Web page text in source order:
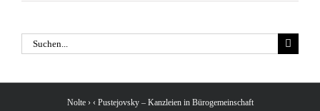
Suche
nach:
Nolte › ‹ Pustejovsky – Kanzleien in Bürogemeinschaft